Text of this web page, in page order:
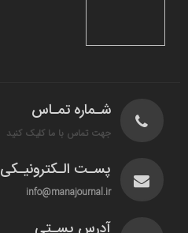
شـماره تمـاس
جهت تماس با ما کلیک کنید
پسـت الـکترونیـکی
info@manajournal.ir